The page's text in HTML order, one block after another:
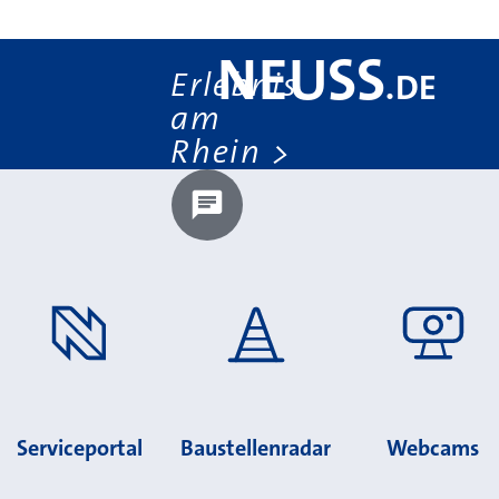
Erlebnis
am
Rhein
NEUSS.DE
Chatbot laden?
Serviceportal Baustellenradar Webcams